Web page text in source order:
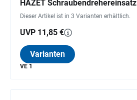
HAZET Schraubendrehereinsatz
Dieser Artikel ist in 3 Varianten erhältlich.
UVP 11,85 €
Varianten
VE 1